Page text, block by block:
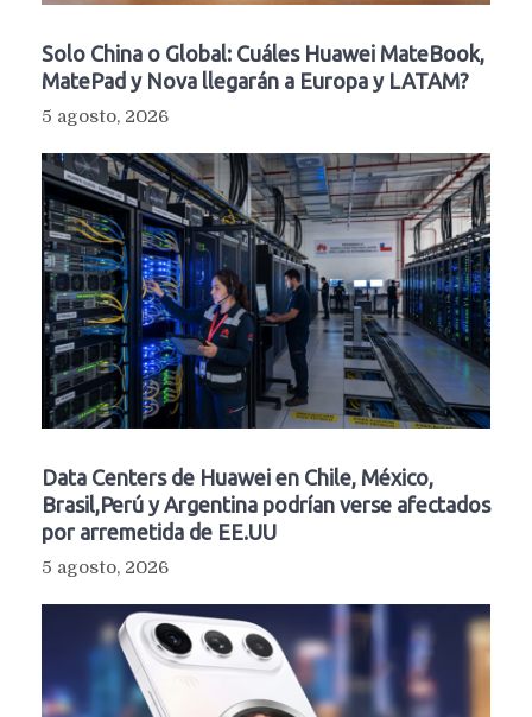
Solo China o Global: Cuáles Huawei MateBook,
MatePad y Nova llegarán a Europa y LATAM?
5 agosto, 2026
Data Centers de Huawei en Chile, México,
Brasil,Perú y Argentina podrían verse afectados
por arremetida de EE.UU
5 agosto, 2026